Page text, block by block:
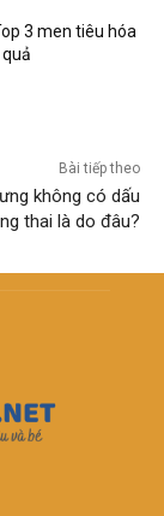
3 men tiêu hóa
Bài tiếp theo
không có dấu
thai là do đâu?